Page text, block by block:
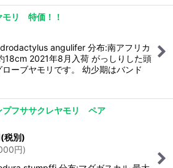
モリ 特価！！
angulifer 分布:南アフリカ
18cm 2021年8月入荷 がっしりした頭
ーブヤモリです。 幼少期はバンド
プフササクレヤモリ ペア
(税別)
円)